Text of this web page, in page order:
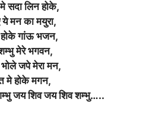
सदा लिन होके,
ये मन का मयुरा,
गांऊ भजन,
मेरे भगवन,
जपे मेरा मन,
मे होके मगन,
जय शिव जय शिव शम्भु…..